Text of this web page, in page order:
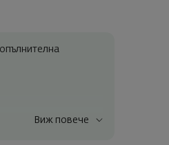
Виж повече